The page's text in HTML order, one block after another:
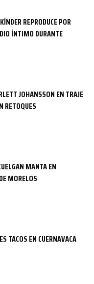
REPRODUCE POR
ÍNTIMO DURANTE
JOHANSSON EN TRAJE
RETOQUES
MANTA EN
MORELOS
TACOS EN CUERNAVACA